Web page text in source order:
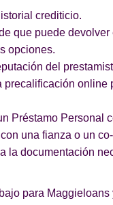
crediticio.
que puede devolver
opciones.
del
precalificación online
Préstamo Personal
una fianza o un
la documentación
para Maggieloans